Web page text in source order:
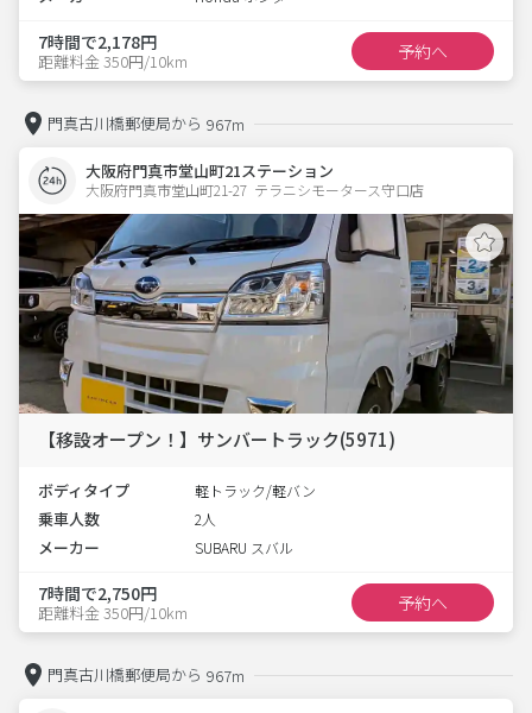
7時間で2,178円
距離料金 350円/10km 予約へ
門真古川橋郵便局から 967m
大阪府門真市堂山町21ステーション
大阪府門真市堂山町21-27  テラニシモータース守口店
【移設オープン！】サンバートラック(5971)
ボディタイプ 軽トラック/軽バン
乗車人数 2人
メーカー SUBARU スバル
7時間で2,750円
距離料金 350円/10km 予約へ
門真古川橋郵便局から 967m